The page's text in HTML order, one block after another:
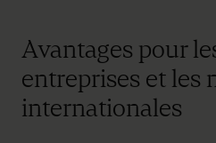
Avantages pour
entreprises et les
internationales